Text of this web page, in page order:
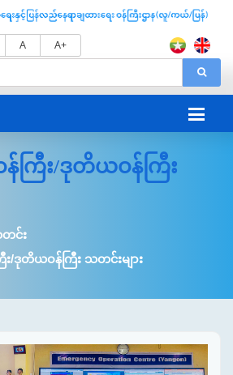
A A+
န်ကြီး/ဒုတိယဝန်ကြီး
င်း
း/ဒုတိယဝန်ကြီး သတင်းများ